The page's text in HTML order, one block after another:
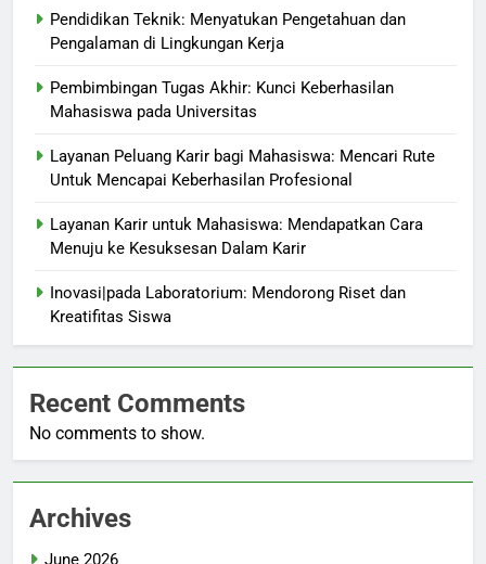
Pendidikan Teknik: Menyatukan Pengetahuan dan
Pengalaman di Lingkungan Kerja
Pembimbingan Tugas Akhir: Kunci Keberhasilan
Mahasiswa pada Universitas
Layanan Peluang Karir bagi Mahasiswa: Mencari Rute
Untuk Mencapai Keberhasilan Profesional
Layanan Karir untuk Mahasiswa: Mendapatkan Cara
Menuju ke Kesuksesan Dalam Karir
Inovasi|pada Laboratorium: Mendorong Riset dan
Kreatifitas Siswa
Recent Comments
No comments to show.
Archives
June 2026